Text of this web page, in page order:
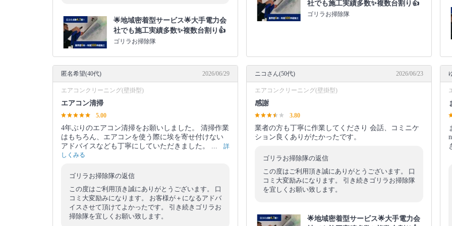
🌟地域密着型サービス🌟大手電力会
社でも施工実績多数✨複数台割り👍
ゴリラお掃除隊
社でも施工実績多数✨複数台割り👍
ゴリラお掃除隊
匿名希望(40代) 2026/06/29
エアコンクリーニング(壁掛型)
エアコン清掃
5.00
4年ぶりのエアコン清掃をお願いしました。 清掃作業
はもちろん、エアコンを使う際に埃を寄せ付けない
アドバイスなども丁寧にしていただきました。 ...
詳
しくみる
ゴリラお掃除隊の返信
この度はご利用頂き誠にありがとうございます。 口
コミ大変励みになります。 お客様が＋になるアドバ
イスさせて頂けてよかったです。 引き続きゴリラお
掃除隊を宜しくお願い致します。
ニコさん(50代) 2026/06/23
エアコンクリーニング(壁掛型)
感謝
3.80
業者の方も丁寧に作業してくださり 会話、コミニケ
ション良くありがたかったです。
ゴリラお掃除隊の返信
この度はご利用頂き誠にありがとうございます。 口
コミ大変励みになります。 引き続きゴリラお掃除隊
を宜しくお願い致します。
🌟地域密着型サービス🌟大手電力会